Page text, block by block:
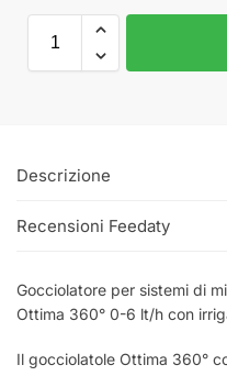
Descrizione
Recensioni Feedaty
Gocciolatore per sistemi di
Ottima 360° 0-6 lt/h con
Il gocciolatole Ottima 360°